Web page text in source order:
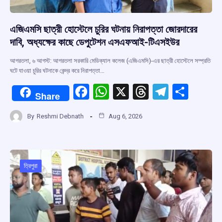
এজিএমসি ছাত্রী হোস্টেলে চুরির ঘটনায় নিরাপত্তা জোরদারের
দাবি, অধ্যক্ষের কাছে ডেপুটেশন এসএফআই-টিএসইউর
আগরতলা, ৬ আগস্ট: আগরতলা সরকারি মেডিক্যাল কলেজ (এজিএমসি)-এর ছাত্রী হোস্টেলে সম্প্রতি
ঘটে যাওয়া চুরির ঘটনাকে কেন্দ্র করে নিরাপত্তা…
Share
F
ce
o
o
k
W
at
A
p
p
X
T
d
s
T
a
m
By Reshmi Debnath Aug 6, 2026
ত্রিপুরা